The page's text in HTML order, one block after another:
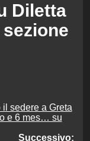
Diletta
il sedere a Greta
e 6 mes… su
Successivo: